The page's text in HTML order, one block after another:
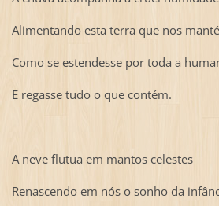
Alimentando esta terra que nos
Como se estendesse por toda a
E regasse tudo o que contém.
A neve flutua em mantos celestes
Renascendo em nós o sonho da